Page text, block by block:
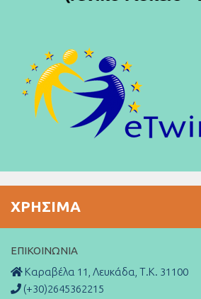
ΧΡΉΣΙΜΑ
ΕΠΙΚΟΙΝΩΝΊΑ
Καραβέλα 11, Λευκάδα, Τ.Κ. 31100
(+30)2645362215